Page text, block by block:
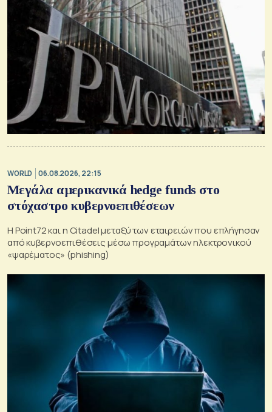
WORLD 06.08.2026, 22:15
Μεγάλα αμερικανικά hedge funds στο
στόχαστρο κυβερνοεπιθέσεων
Η Point72 και η Citadel μεταξύ των εταιρειών που επλήγησαν
από κυβερνοεπιθέσεις μέσω προγραμάτων ηλεκτρονικού
«ψαρέματος» (phishing)